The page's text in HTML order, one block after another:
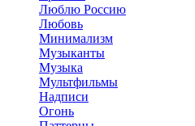
Люблю Россию
Любовь
Минимализм
Музыканты
Музыка
Мультфильмы
Надписи
Огонь